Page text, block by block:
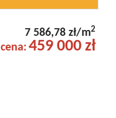
7 586,78 zł/m2
cena: 459 000 zł